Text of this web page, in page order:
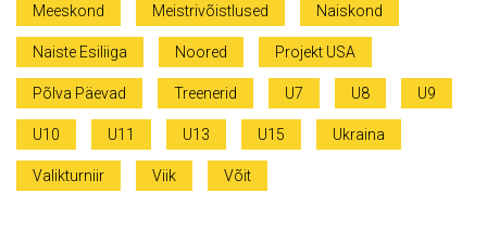
Meeskond Meistrivõistlused Naiskond
Naiste Esiliiga Noored Projekt USA
Põlva Päevad Treenerid U7 U8 U9
U10 U11 U13 U15 Ukraina
Valikturniir Viik Võit